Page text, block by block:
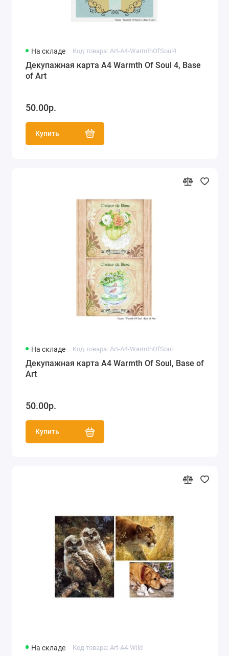
На складе Код товара: Art-A4-WarmthOfSoul4
Декупажная карта А4 Warmth Of Soul 4, Base
of Art
50.00р.
Купить
На складе Код товара: Art-A4-WarmthOfSoul
Декупажная карта А4 Warmth Of Soul, Base of
Art
50.00р.
Купить
На складе Код товара: Art-A4-Wild